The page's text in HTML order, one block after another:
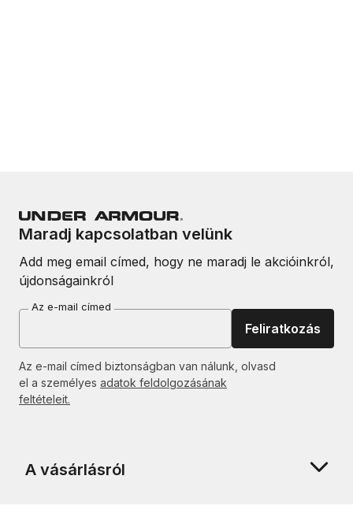
Maradj kapcsolatban velünk
Add meg email címed, hogy ne maradj le akcióinkról,
újdonságainkról
Az e-mail címed
Feliratkozás
Az e-mail címed biztonságban van nálunk, olvasd
el a személyes adatok feldolgozásának
feltételeit.
A vásárlásról